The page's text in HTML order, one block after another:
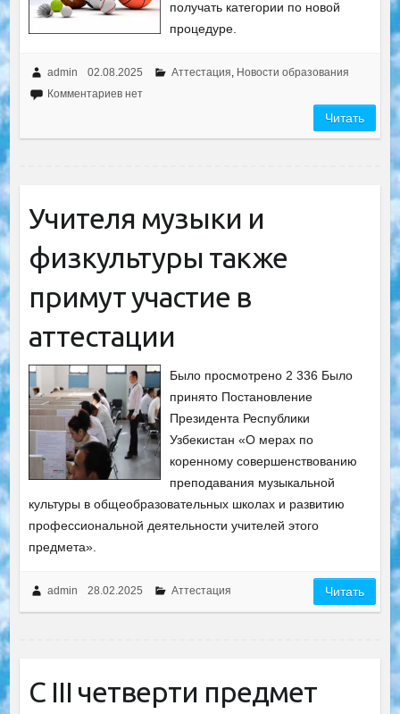
получать категории по новой
процедуре.
admin 02.08.2025 Аттестация, Новости образования
Комментариев нет
Читать
Учителя музыки и
физкультуры также
примут участие в
аттестации
Было просмотрено 2 336 Было
принято Постановление
Президента Республики
Узбекистан «О мерах по
коренному совершенствованию
преподавания музыкальной
культуры в общеобразовательных школах и развитию
профессиональной деятельности учителей этого
предмета».
admin 28.02.2025 Аттестация Читать
С III четверти предмет